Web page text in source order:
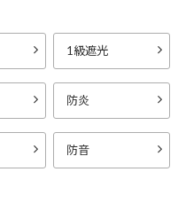
1級遮光
防炎
防音